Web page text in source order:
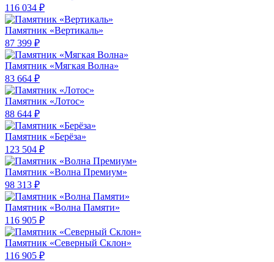
116 034 ₽
Памятник «Вертикаль»
87 399 ₽
Памятник «Мягкая Волна»
83 664 ₽
Памятник «Лотос»
88 644 ₽
Памятник «Берёза»
123 504 ₽
Памятник «Волна Премиум»
98 313 ₽
Памятник «Волна Памяти»
116 905 ₽
Памятник «Северный Склон»
116 905 ₽